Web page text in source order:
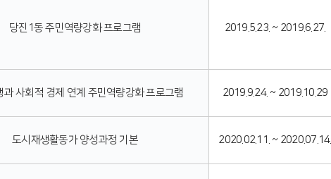
당진1동 주민역량강화 프로그램 2019.5.23. ~ 2019.6.27.
과 사회적 경제 연계 주민역량강화 프로그램 2019.9.24. ~ 2019.10.29
도시재생활동가 양성과정 기본 2020.02.11. ~ 2020.07.14.